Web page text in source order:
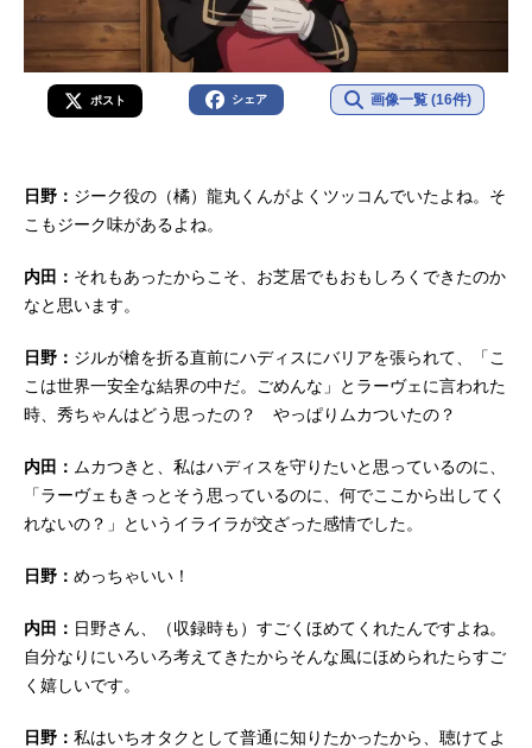
ポスト シェア 画像一覧 (16件)
日野： ジーク役の（橘）龍丸くんがよくツッコんでいたよね。そ
こもジーク味があるよね。
内田： それもあったからこそ、お芝居でもおもしろくできたのか
なと思います。
日野： ジルが槍を折る直前にハディスにバリアを張られて、「こ
こは世界一安全な結界の中だ。ごめんな」とラーヴェに言われた
時、秀ちゃんはどう思ったの？ やっぱりムカついたの？
内田： ムカつきと、私はハディスを守りたいと思っているのに、
「ラーヴェもきっとそう思っているのに、何でここから出してく
れないの？」というイライラが交ざった感情でした。
日野： めっちゃいい！
内田： 日野さん、（収録時も）すごくほめてくれたんですよね。
自分なりにいろいろ考えてきたからそんな風にほめられたらすご
く嬉しいです。
日野： 私はいちオタクとして普通に知りたかったから、聴けてよ